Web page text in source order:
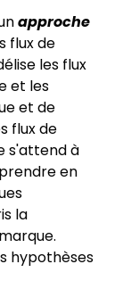
approche
flux de
les flux
et les
et de
flux de
s'attend à
en
la
hypothèses